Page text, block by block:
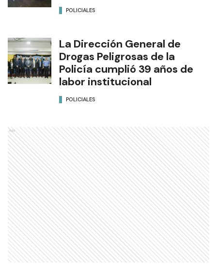
POLICIALES
La Dirección General de
Drogas Peligrosas de la
Policía cumplió 39 años de
labor institucional
POLICIALES
Ads